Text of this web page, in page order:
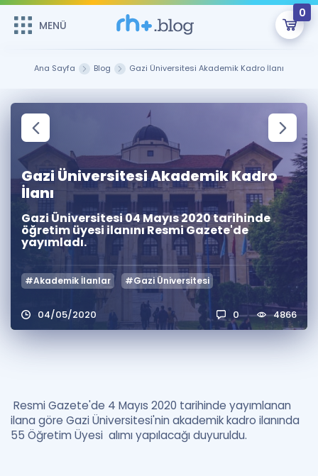
MENÜ
0
Şifremi Hatırlamıyorum
GİRİŞ YAP
ÜYE DEĞİLİM
Sepetin Şu An Boş.
Remzi Hoca ile seni sınava hazırlayacak onlarca eğitim seni
bekliyor!
MENÜ
Çalışma Paketleri
Kitaplar ve Kaynaklar
Katılımcı Görüşleri
Faydalı Araçlar
Ücretsiz Kaynaklar
Puan Hesaplama
Kampanyalar
İngilizce Gramer
Hakkımızda
Kariyer
Soru & Cevap
İletişim
Ana Sayfa Blog Gazi Üniversitesi Akademik Kadro İlanı
Gazi Üniversitesi Akademik Kadro
İlanı
Gazi Üniversitesi 04 Mayıs 2020 tarihinde
öğretim üyesi ilanını Resmi Gazete'de
yayımladı.
#Akademik İlanlar #Gazi Üniversitesi
04/05/2020 0 4866
Resmi Gazete'de 4 Mayıs 2020 tarihinde yayımlanan
ilana göre Gazi Üniversitesi'nin akademik kadro ilanında
55 Öğretim Üyesi alımı yapılacağı duyuruldu.